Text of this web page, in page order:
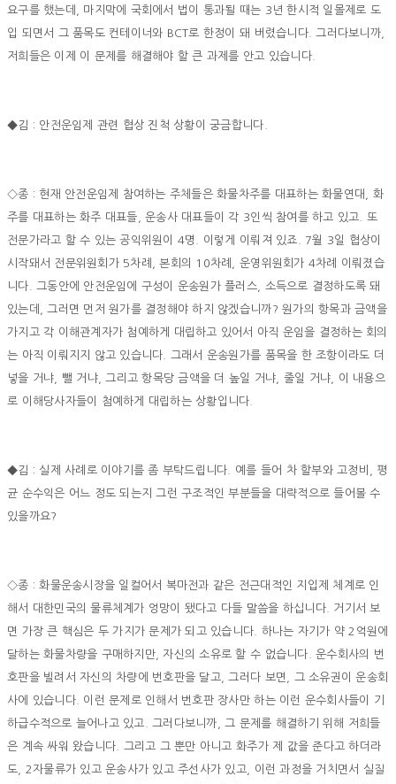
요구를 했는데, 마지막에 국회에서 법이 통과될 때는 3년 한시적 일몰제로 도
입 되면서 그 품목도 컨테이너와 BCT로 한정이 돼 버렸습니다. 그러다보니까,
저희들은 이제 이 문제를 해결해야 할 큰 과제를 안고 있습니다.
◆김 : 안전운임제 관련 협상 진척 상황이 궁금합니다.
◇종 : 현재 안전운임제 참여하는 주체들은 화물차주를 대표하는 화물연대, 화
주를 대표하는 화주 대표들, 운송사 대표들이 각 3인씩 참여를 하고 있고. 또
전문가라고 할 수 있는 공익위원이 4명. 이렇게 이뤄져 있죠. 7월 3일 협상이
시작돼서 전문위원회가 5차례, 본회의 10차례, 운영위원회가 4차례 이뤄졌습
니다. 그동안에 안전운임에 구성이 운송원가 플러스, 소득으로 결정하도록 돼
있는데, 그러면 먼저 원가를 결정해야 하지 않겠습니까? 원가의 항목과 금액을
가지고 각 이해관계자가 첨예하게 대립하고 있어서 아직 운임을 결정하는 회의
는 아직 이뤄지지 않고 있습니다. 그래서 운송원가를 품목을 한 조항이라도 더
넣을 거냐, 뺄 거냐, 그리고 항목당 금액을 더 높일 거냐, 줄일 거냐, 이 내용으
로 이해당사자들이 첨예하게 대립하는 상황입니다.
◆김 : 실제 사례로 이야기를 좀 부탁드립니다. 예를 들어 차 할부와 고정비, 평
균 순수익은 어느 정도 되는지 그런 구조적인 부분들을 대략적으로 들어볼 수
있을까요?
◇종 : 화물운송시장을 일컬어서 복마전과 같은 전근대적인 지입제 체계로 인
해서 대한민국의 물류체계가 엉망이 됐다고 다들 말씀을 하십니다. 거기서 보
면 가장 큰 핵심은 두 가지가 문제가 되고 있습니다. 하나는 자기가 약 2억원에
달하는 화물차량을 구매하지만, 자신의 소유로 할 수 없습니다. 운수회사의 번
호판을 빌려서 자신의 차량에 번호판을 달고, 그러다 보면, 그 소유권이 운송회
사에 있습니다. 이런 문제로 인해서 번호판 장사만 하는 이런 운수회사들이 기
하급수적으로 늘어나고 있고. 그러다보니까, 그 문제를 해결하기 위해 저희들
은 계속 싸워 왔습니다. 그리고 그 뿐만 아니고 화주가 제 값을 준다고 하더라
도, 2자물류가 있고 운송사가 있고 주선사가 있고, 이런 과정을 거치면서 실질